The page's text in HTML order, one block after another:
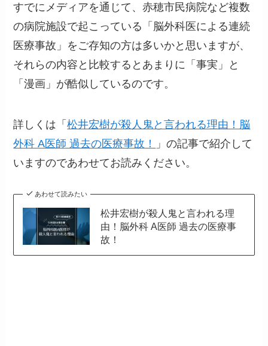
すでにメディアを通じて、赤穂市民病院など複数
の病院施設で起こっている「脳外科医による連続
医療事故」をご存知の方は多いかと思いますが、
それらの内容と比較するとあまりに「事実」と
「漫画」が酷似しているのです。
詳しくは「松井宏樹が殺人鬼と言われる理由！脳
外科 A医師 過去の医療事故！
」の記事で紹介して
いますのであわせてお読みください。
あわせて読みたい
松井宏樹が殺人鬼と言われる理
由！脳外科 A医師 過去の医療事
故！